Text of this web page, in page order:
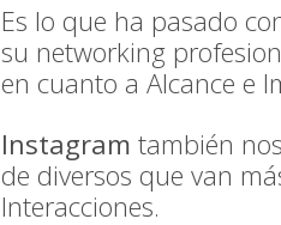
Es lo que ha pasado
su networking
en cuanto a Alcance e
Instagram también
de diversos que van
Interacciones.